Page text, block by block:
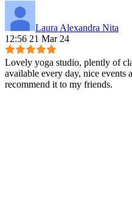
Laura Alexandra Nita
12:56 21 Mar 24
Lovely yoga studio, plently of
available every day, nice
recommend it to my friends.